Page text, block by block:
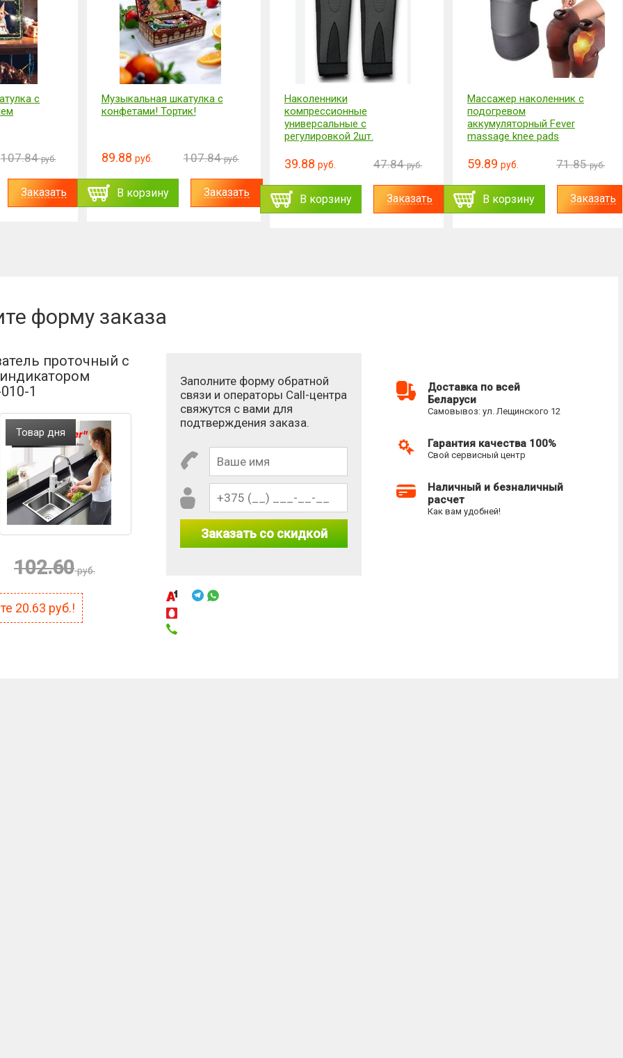
с
руб.
Заказать
Музыкальная шкатулка с
конфетами! Тортик!
89.88руб. 107.84 руб.
В корзину Заказать
Наколенники
компрессионные
универсальные с
регулировкой 2шт.
39.88руб. 47.84 руб.
В корзину Заказать
Массажер наколенник с
подогревом
аккумуляторный Fever
massage knee pads
59.89руб. 71.85 руб.
В корзину Заказать
форму заказа
проточный с
1
Товар дня
102.60 руб.
20.63 руб.!
Заполните форму обратной
связи и операторы Call-центра
свяжутся с вами для
подтверждения заказа.
Заказать со скидкой
Доставка по всей
Беларуси
Самовывоз: ул. Лещинского 12
Гарантия качества 100%
Свой сервисный центр
Наличный и безналичный
расчет
Как вам удобней!